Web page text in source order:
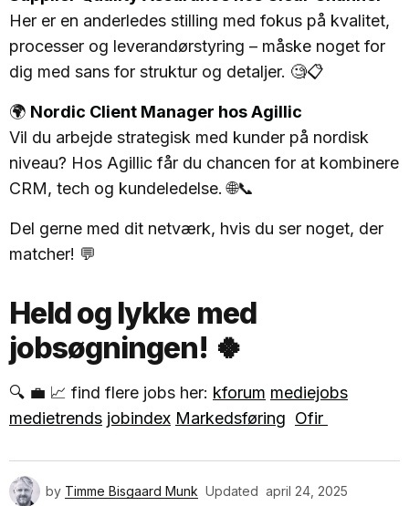
Her er en anderledes stilling med fokus på kvalitet,
processer og leverandørstyring – måske noget for
dig med sans for struktur og detaljer. 🧐📋
🌍 Nordic Client Manager hos Agillic
Vil du arbejde strategisk med kunder på nordisk
niveau? Hos Agillic får du chancen for at kombinere
CRM, tech og kundeledelse. 🌐📞
Del gerne med dit netværk, hvis du ser noget, der
matcher! 💬
Held og lykke med
jobsøgningen! 🍀
🔍 💼 📈 find flere jobs her: kforum mediejobs
medietrends jobindex Markedsføring Ofir
by Timme Bisgaard Munk Updated april 24, 2025